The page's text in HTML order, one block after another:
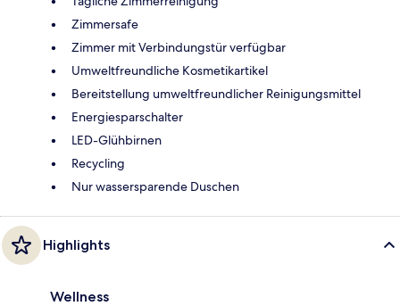
Zimmersafe
Zimmer mit Verbindungstür verfügbar
Umweltfreundliche Kosmetikartikel
Bereitstellung umweltfreundlicher Reinigungsmittel
Energiesparschalter
LED-Glühbirnen
Recycling
Nur wassersparende Duschen
Highlights
Wellness